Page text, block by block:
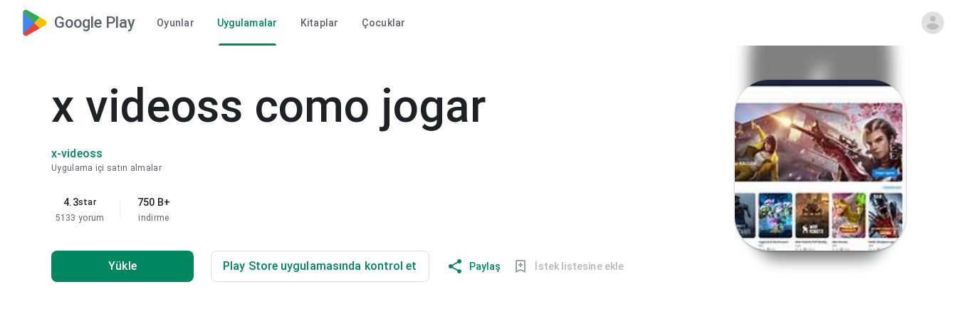
Google Play Oyunlar Uygulamalar Kitaplar Çocuklar
x videoss como jogar
x-videoss
Uygulama içi satın almalar
4.3star
5133 yorum
750 B+
indirme
Yükle Play Store uygulamasında kontrol et Paylaş İstek listesine ekle